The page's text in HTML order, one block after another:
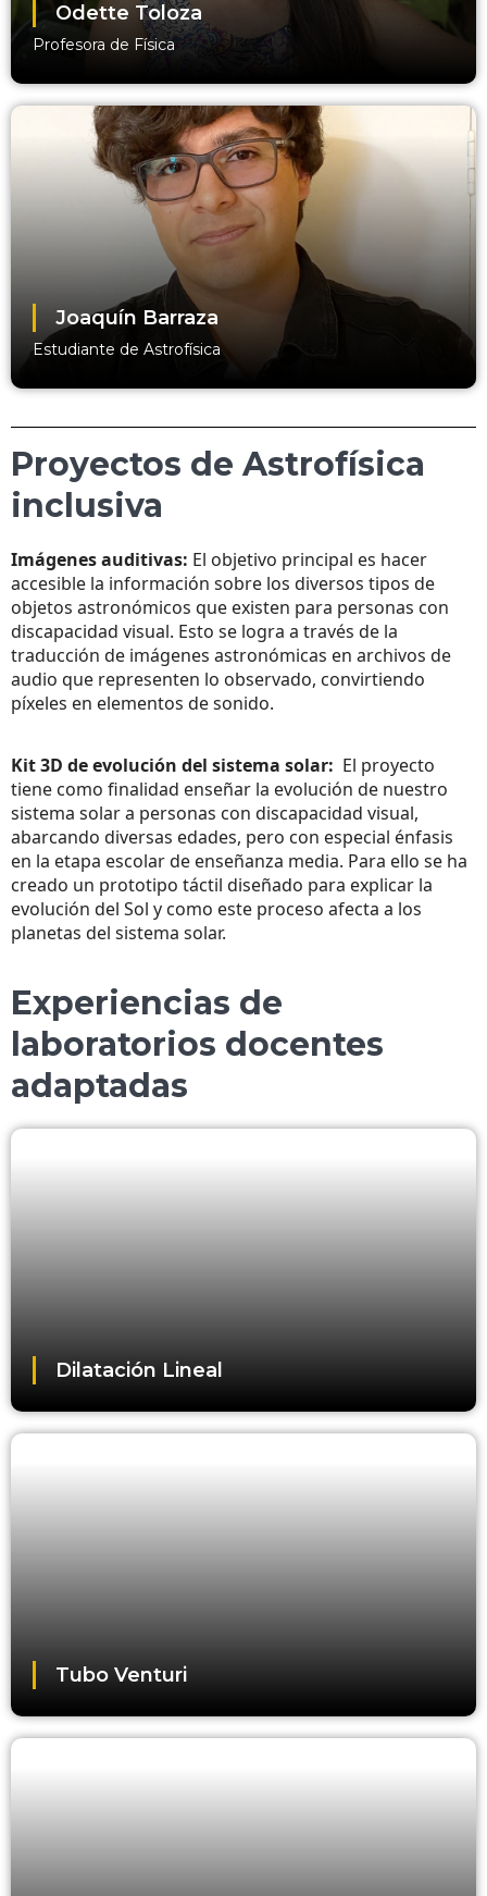
Odette Toloza
Profesora de Física
Joaquín Barraza
Estudiante de Astrofísica
Proyectos de Astrofísica
inclusiva
Imágenes auditivas: El objetivo principal es hacer
accesible la información sobre los diversos tipos de
objetos astronómicos que existen para personas con
discapacidad visual. Esto se logra a través de la
traducción de imágenes astronómicas en archivos de
audio que representen lo observado, convirtiendo
píxeles en elementos de sonido.
Kit 3D de evolución del sistema solar: El proyecto
tiene como finalidad enseñar la evolución de nuestro
sistema solar a personas con discapacidad visual,
abarcando diversas edades, pero con especial énfasis
en la etapa escolar de enseñanza media. Para ello se ha
creado un prototipo táctil diseñado para explicar la
evolución del Sol y como este proceso afecta a los
planetas del sistema solar.
Experiencias de
laboratorios docentes
adaptadas
Dilatación Lineal
Tubo Venturi